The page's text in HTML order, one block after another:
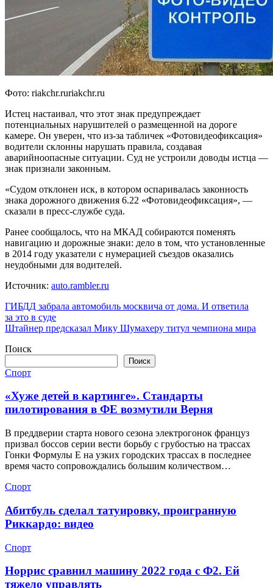
Фото: riakchr.ruriakchr.ru
Истец настаивал, что этот знак предупреждает
потенциальных нарушителей о размещенной на дороге
камере. Он уверен, что из-за табличек «Фотовидеофиксация»
водители склонны нарушать правила, создавая
аварийноопасные ситуации. Суд не устроили доводы истца —
знак признали законным.
«Судом отклонен иск, в котором оспаривалась законность
знака дорожного движения 6.22 «Фотовидеофиксация», —
сказали в пресс-службе суда.
Ранее сообщалось, что на МКАД собираются поменять
навигацию и дорожные знаки: дело в том, что установленные
в 2014 году указатели с нумерацией съездов оказались
неудобными для водителей.
Источник: auto.rambler.ru
Навигация
по
ГИБДД забрала автомобиль москвича от дома. И ответила
за это в суде
Штайнер предсказал Мику Шумахеру титул чемпиона мира
Поиск
Поиск
Спорт
«Хуже детей в картинге». Стандарты
пилотирования в ФЕ возмутили Верня
В преддверии старта нового сезона электрогонок француз
призвал боссов серии вести борьбу с грубостью на трассах
Гонки Формулы Е на узких городских трассах в последнее
время часто сопровождались большим количеством…
Спорт
Абитбуль сделал татуировку, проигранную
Риккардо: видео
Спорт
Норрис сравнил машину 2022 года с Ф2. Ей
тяжело управлять